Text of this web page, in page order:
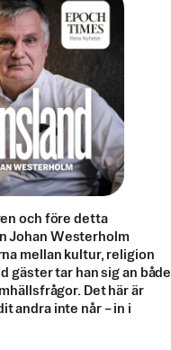
och före detta
Johan Westerholm
mellan kultur, religion
gäster tar han sig an både
Det här är
andra inte når – in i